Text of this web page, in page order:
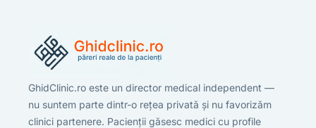
GhidClinic.ro este un director medical independent —
nu suntem parte dintr-o rețea privată și nu favorizăm
clinici partenere. Pacienții găsesc medici cu profile